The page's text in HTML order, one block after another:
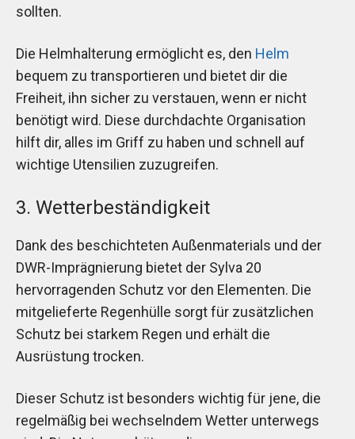
sollten.
Die Helmhalterung ermöglicht es, den Helm
bequem zu transportieren und bietet dir die
Freiheit, ihn sicher zu verstauen, wenn er nicht
benötigt wird. Diese durchdachte Organisation
hilft dir, alles im Griff zu haben und schnell auf
wichtige Utensilien zuzugreifen.
3. Wetterbeständigkeit
Dank des beschichteten Außenmaterials und der
DWR-Imprägnierung bietet der Sylva 20
hervorragenden Schutz vor den Elementen. Die
mitgelieferte Regenhülle sorgt für zusätzlichen
Schutz bei starkem Regen und erhält die
Ausrüstung trocken.
Dieser Schutz ist besonders wichtig für jene, die
regelmäßig bei wechselndem Wetter unterwegs